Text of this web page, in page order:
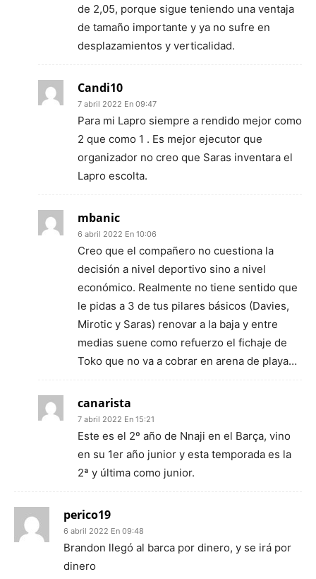
de 2,05, porque sigue teniendo una ventaja
de tamaño importante y ya no sufre en
desplazamientos y verticalidad.
Candi10
7 abril 2022 En 09:47
Para mi Lapro siempre a rendido mejor como
2 que como 1 . Es mejor ejecutor que
organizador no creo que Saras inventara el
Lapro escolta.
mbanic
6 abril 2022 En 10:06
Creo que el compañero no cuestiona la
decisión a nivel deportivo sino a nivel
económico. Realmente no tiene sentido que
le pidas a 3 de tus pilares básicos (Davies,
Mirotic y Saras) renovar a la baja y entre
medias suene como refuerzo el fichaje de
Toko que no va a cobrar en arena de playa…
canarista
7 abril 2022 En 15:21
Este es el 2º año de Nnaji en el Barça, vino
en su 1er año junior y esta temporada es la
2ª y última como junior.
perico19
6 abril 2022 En 09:48
Brandon llegó al barca por dinero, y se irá por
dinero